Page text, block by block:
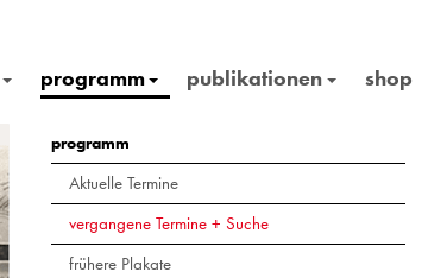
programm publikationen shop
programm
Aktuelle Termine
vergangene Termine + Suche
frühere Plakate